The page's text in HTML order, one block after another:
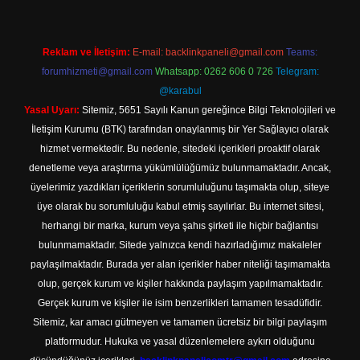
Reklam ve İletişim: E-mail: backlinkpaneli@gmail.com Teams:
forumhizmeti@gmail.com Whatsapp: 0262 606 0 726 Telegram:
@karabul
Yasal Uyarı: Sitemiz, 5651 Sayılı Kanun gereğince Bilgi Teknolojileri ve
İletişim Kurumu (BTK) tarafından onaylanmış bir Yer Sağlayıcı olarak
hizmet vermektedir. Bu nedenle, sitedeki içerikleri proaktif olarak
denetleme veya araştırma yükümlülüğümüz bulunmamaktadır. Ancak,
üyelerimiz yazdıkları içeriklerin sorumluluğunu taşımakta olup, siteye
üye olarak bu sorumluluğu kabul etmiş sayılırlar. Bu internet sitesi,
herhangi bir marka, kurum veya şahıs şirketi ile hiçbir bağlantısı
bulunmamaktadır. Sitede yalnızca kendi hazırladığımız makaleler
paylaşılmaktadır. Burada yer alan içerikler haber niteliği taşımamakta
olup, gerçek kurum ve kişiler hakkında paylaşım yapılmamaktadır.
Gerçek kurum ve kişiler ile isim benzerlikleri tamamen tesadüfidir.
Sitemiz, kar amacı gütmeyen ve tamamen ücretsiz bir bilgi paylaşım
platformudur. Hukuka ve yasal düzenlemelere aykırı olduğunu